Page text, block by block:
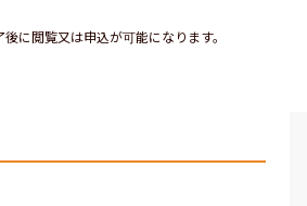
に閲覧又は申込が可能になります。